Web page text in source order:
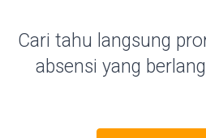
Cari tahu langsung
absensi yang